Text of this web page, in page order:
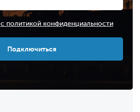
с политикой конфиденциальности
Подключиться